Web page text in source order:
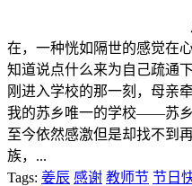
在，一种恍如隔世的感觉在
知道说点什么来为自己疏通
刚进入学校的那一刻，母亲
我的苏乡唯一的学校——苏
至今依然感激但是却找不到
族，...
Tags: 姜辰 感谢 教师节 节日